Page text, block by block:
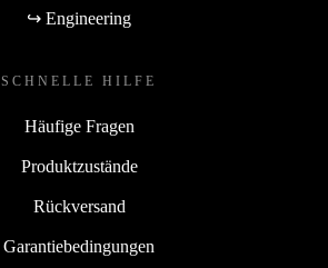
↪ Engineering
SCHNELLE HILFE
Häufige Fragen
Produktzustände
Rückversand
Garantiebedingungen